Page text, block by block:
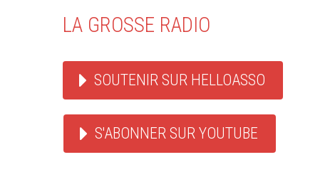
LA GROSSE RADIO
SOUTENIR SUR HELLOASSO
S'ABONNER SUR YOUTUBE